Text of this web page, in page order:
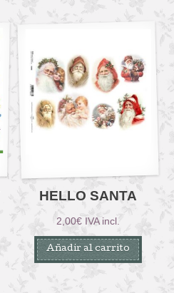
HELLO SANTA
2,00€ IVA incl.
Añadir al carrito